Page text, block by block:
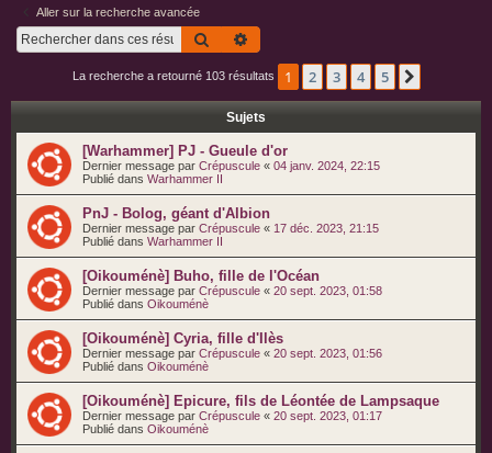
c
Aller sur la recherche avancée
Rechercher
La recherche a retourné 103 résultats 1 2 3 4 5
Sujets
[Warhammer] PJ - Gueule d'or
Dernier message par Crépuscule « 04 janv. 2024, 22:15
Publié dans Warhammer II
PnJ - Bolog, géant d'Albion
Dernier message par Crépuscule « 17 déc. 2023, 21:15
Publié dans Warhammer II
[Oikouménè] Buho, fille de l'Océan
Dernier message par Crépuscule « 20 sept. 2023, 01:58
Publié dans Oikouménè
[Oikouménè] Cyria, fille d'Ilès
Dernier message par Crépuscule « 20 sept. 2023, 01:56
Publié dans Oikouménè
[Oikouménè] Epicure, fils de Léontée de Lampsaque
Dernier message par Crépuscule « 20 sept. 2023, 01:17
Publié dans Oikouménè